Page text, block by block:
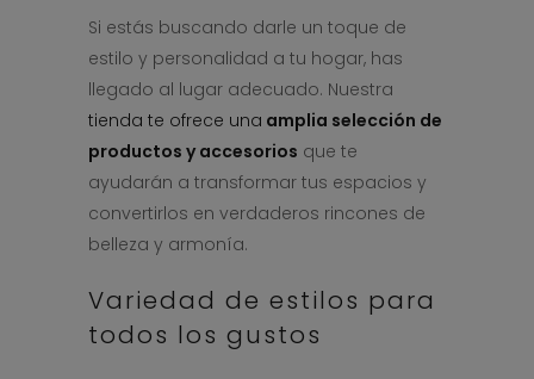
Si estás buscando darle un toque de
estilo y personalidad a tu hogar, has
llegado al lugar adecuado. Nuestra
tienda te ofrece una amplia selección de
productos y accesorios que te
ayudarán a transformar tus espacios y
convertirlos en verdaderos rincones de
belleza y armonía.
Variedad de estilos para
todos los gustos